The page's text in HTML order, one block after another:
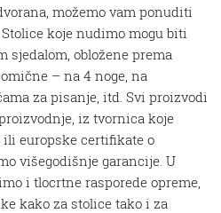
možemo vam ponuditi
koje nudimo mogu biti
sjedalom, obložene prema
– na 4 noge, na
za pisanje, itd. Svi proizvodi
iz tvornica koje
europske certifikate o
višegodišnje garancije. U
i tlocrtne rasporede opreme,
kako za stolice tako i za